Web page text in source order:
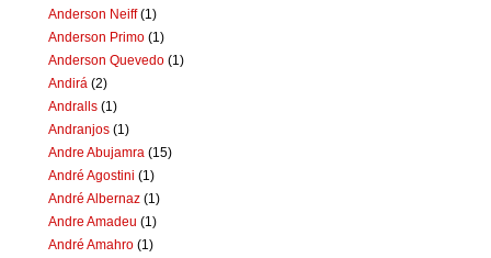
Anderson Neiff (1)
Anderson Primo (1)
Anderson Quevedo (1)
Andirá (2)
Andralls (1)
Andranjos (1)
Andre Abujamra (15)
André Agostini (1)
André Albernaz (1)
Andre Amadeu (1)
André Amahro (1)